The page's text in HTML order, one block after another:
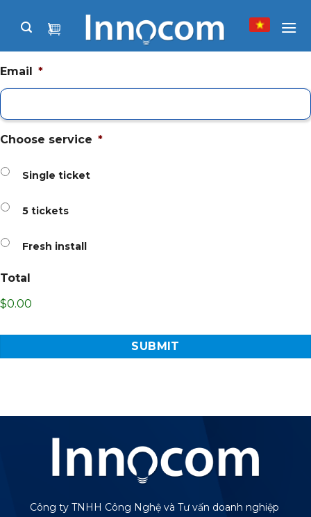
Email *
Choose service *
Single ticket
5 tickets
Fresh install
Total
$0.00
Công ty TNHH Công Nghệ và Tư vấn doanh nghiệp